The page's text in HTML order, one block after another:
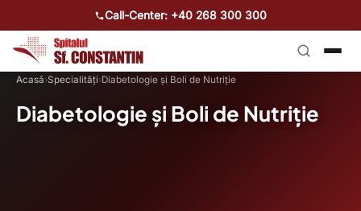
Call-Center: +40 268 300 300
Acasă›Specialități›Diabetologie și Boli de Nutriție
Diabetologie și Boli de Nutriție